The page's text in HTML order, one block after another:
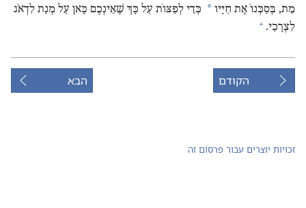
מֵת,‏ בְּסַכְּנוֹ אֶת חַיָּיו * כְּדֵי לְפַצּוֹת עַל כָּךְ שֶׁאֵינְכֶם כָּאן עַל מְנַת לִדְאֹג
לִצְרָכַי.‏ +
הקודם הבא
זכויות יוצרים עבור פרסום זה